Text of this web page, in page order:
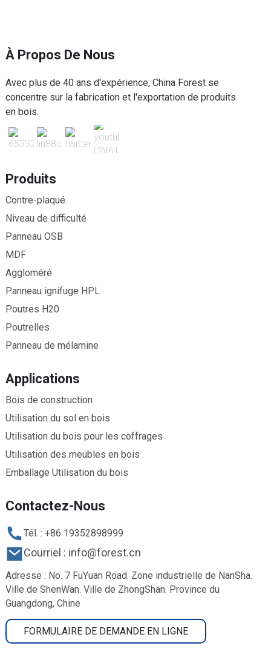
À Propos De Nous
Avec plus de 40 ans d'expérience, China Forest se
concentre sur la fabrication et l'exportation de produits
en bois.
Produits
Contre-plaqué
Niveau de difficulté
Panneau OSB
MDF
Aggloméré
Panneau ignifuge HPL
Poutres H20
Poutrelles
Panneau de mélamine
Applications
Bois de construction
Utilisation du sol en bois
Utilisation du bois pour les coffrages
Utilisation des meubles en bois
Emballage Utilisation du bois
Contactez-Nous
Tél. : +86 19352898999
Courriel : info@forest.cn
Adresse : No. 7 FuYuan Road. Zone industrielle de NanSha.
Ville de ShenWan. Ville de ZhongShan. Province du
Guangdong, Chine
FORMULAIRE DE DEMANDE EN LIGNE